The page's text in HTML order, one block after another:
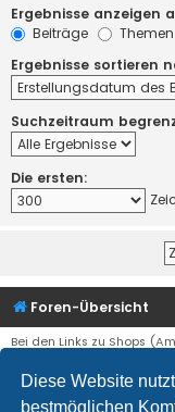
Diese Website
bestmöglichen
Ergebnisse anzeigen
Beiträge
Themen
Ergebnisse sortieren
Suchzeitraum
Die ersten:
Foren-Übersicht
Bei den Links zu Shops
Stern (*) markiert
den Kauf eines
Umsatzbeteiligung